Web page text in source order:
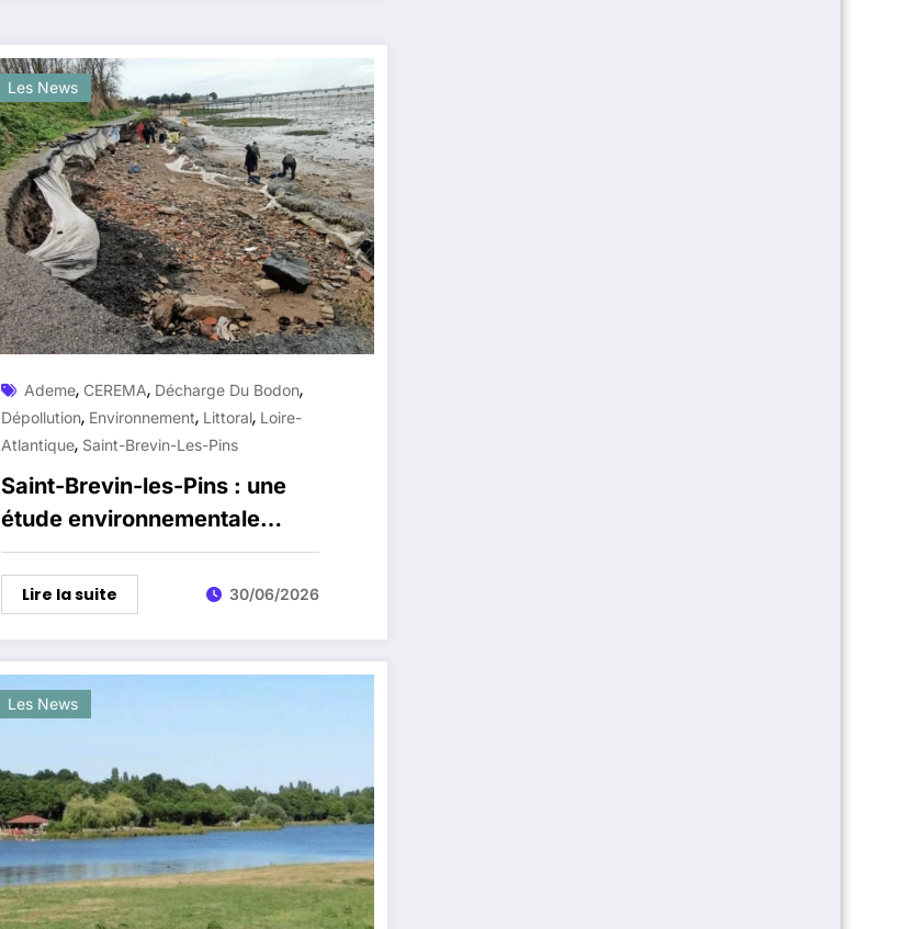
Les News
Ademe, CEREMA, Décharge Du Bodon,
Dépollution, Environnement, Littoral, Loire-
Atlantique, Saint-Brevin-Les-Pins
Saint-Brevin-les-Pins : une
étude environnementale
lancée pour l’ancienne
décharge littorale du Bodon
Lire la suite 30/06/2026
Les News